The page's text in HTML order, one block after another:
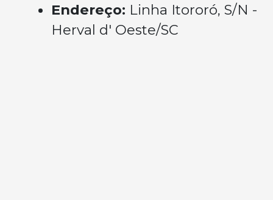
Endereço: Linha Itororó, S/N -
Herval d' Oeste/SC